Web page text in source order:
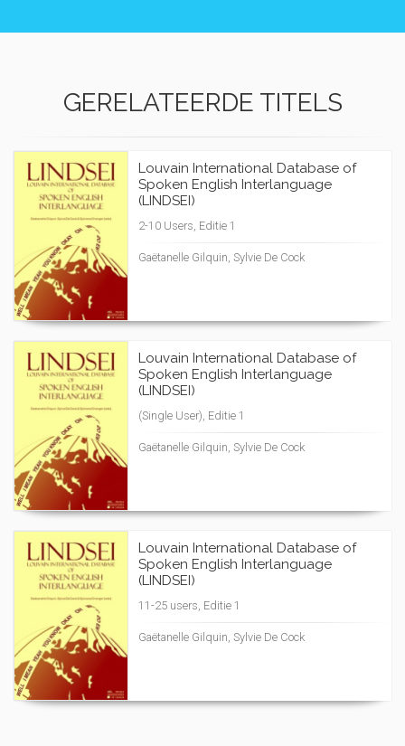
GERELATEERDE TITELS
Louvain International Database of
Spoken English Interlanguage
(LINDSEI)
2-10 Users, Editie 1
Gaëtanelle Gilquin, Sylvie De Cock
Louvain International Database of
Spoken English Interlanguage
(LINDSEI)
(Single User), Editie 1
Gaëtanelle Gilquin, Sylvie De Cock
Louvain International Database of
Spoken English Interlanguage
(LINDSEI)
11-25 users, Editie 1
Gaëtanelle Gilquin, Sylvie De Cock